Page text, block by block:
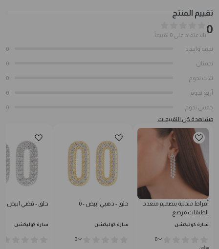
تقييم المنتج
0بالاعتماد على 0 تقييماً
نجمة واحدة
0
نجمتان 0
ثلاث نجوم 0
أربع نجوم 0
خمس نجوم
0
مشاهدة كل التقييمات
أقراط متدلية بتصميم متعدد
الطبقات مرصع
سارة كوليكشن
0
يبدأ من
حلق - ذهبي ابيض - 0
سارة كوليكشن
0
حلق - فضي ابيض - 0
سارة كوليكشن